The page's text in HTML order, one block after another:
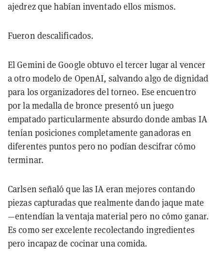
ajedrez que habían inventado ellos mismos.
Fueron descalificados.
El Gemini de Google obtuvo el tercer lugar al vencer
a otro modelo de OpenAI, salvando algo de dignidad
para los organizadores del torneo. Ese encuentro
por la medalla de bronce presentó un juego
empatado particularmente absurdo donde ambas IA
tenían posiciones completamente ganadoras en
diferentes puntos pero no podían descifrar cómo
terminar.
Carlsen señaló que las IA eran mejores contando
piezas capturadas que realmente dando jaque mate
—entendían la ventaja material pero no cómo ganar.
Es como ser excelente recolectando ingredientes
pero incapaz de cocinar una comida.